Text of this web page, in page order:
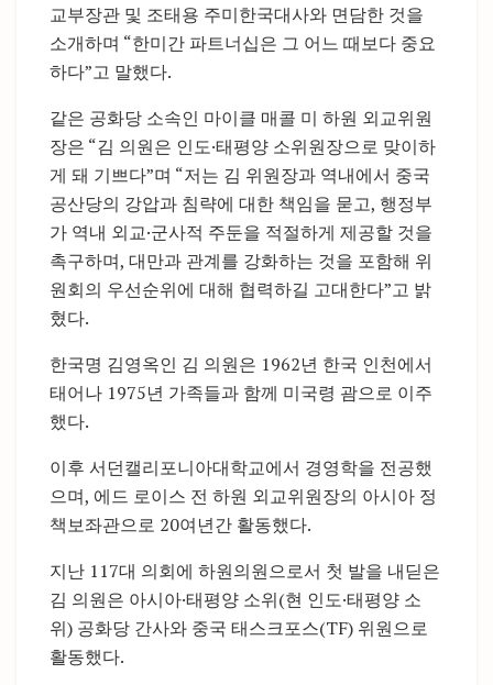
교부장관 및 조태용 주미한국대사와 면담한 것을
소개하며 “한미간 파트너십은 그 어느 때보다 중요
하다”고 말했다.
같은 공화당 소속인 마이클 매콜 미 하원 외교위원
장은 “김 의원은 인도·태평양 소위원장으로 맞이하
게 돼 기쁘다”며 “저는 김 위원장과 역내에서 중국
공산당의 강압과 침략에 대한 책임을 묻고, 행정부
가 역내 외교·군사적 주둔을 적절하게 제공할 것을
촉구하며, 대만과 관계를 강화하는 것을 포함해 위
원회의 우선순위에 대해 협력하길 고대한다”고 밝
혔다.
한국명 김영옥인 김 의원은 1962년 한국 인천에서
태어나 1975년 가족들과 함께 미국령 괌으로 이주
했다.
이후 서던캘리포니아대학교에서 경영학을 전공했
으며, 에드 로이스 전 하원 외교위원장의 아시아 정
책보좌관으로 20여년간 활동했다.
지난 117대 의회에 하원의원으로서 첫 발을 내딛은
김 의원은 아시아·태평양 소위(현 인도·태평양 소
위) 공화당 간사와 중국 태스크포스(TF) 위원으로
활동했다.